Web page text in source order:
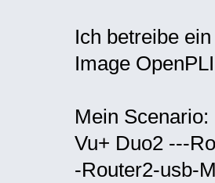
Ich betreibe
Image
Mein Scenario:
Vu+ Duo2 ---
-Router2-usb-